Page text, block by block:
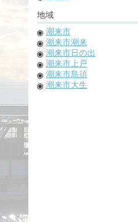
地域
潮来市
潮来市潮来
潮来市日の出
潮来市上戸
潮来市島須
潮来市大生